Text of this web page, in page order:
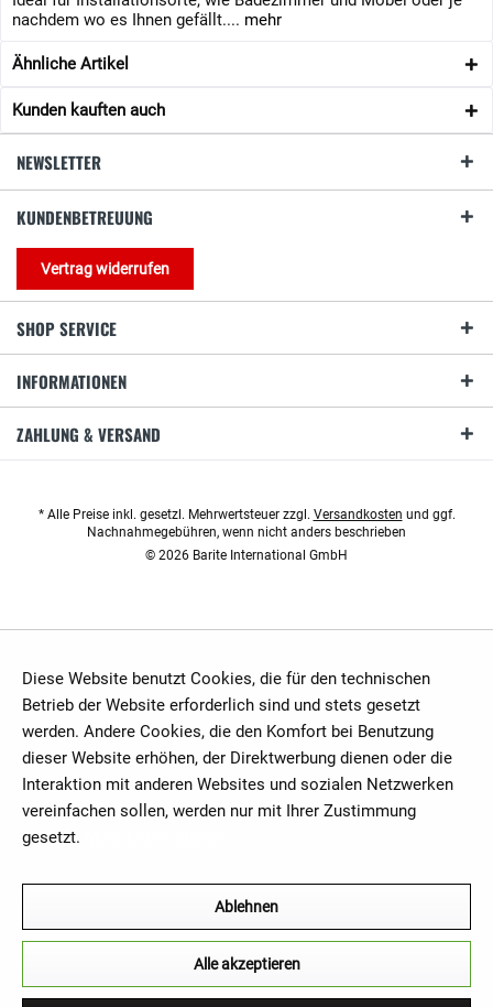
nachdem wo es Ihnen gefällt.... mehr
Ähnliche Artikel
Kunden kauften auch
NEWSLETTER
KUNDENBETREUUNG
Vertrag widerrufen
SHOP SERVICE
INFORMATIONEN
ZAHLUNG & VERSAND
* Alle Preise inkl. gesetzl. Mehrwertsteuer zzgl. Versandkosten und ggf.
Nachnahmegebühren, wenn nicht anders beschrieben
© 2026 Barite International GmbH
Diese Website benutzt Cookies, die für den technischen
Betrieb der Website erforderlich sind und stets gesetzt
werden. Andere Cookies, die den Komfort bei Benutzung
dieser Website erhöhen, der Direktwerbung dienen oder die
Interaktion mit anderen Websites und sozialen Netzwerken
vereinfachen sollen, werden nur mit Ihrer Zustimmung
gesetzt.
Ablehnen
Alle akzeptieren